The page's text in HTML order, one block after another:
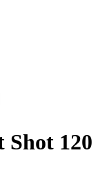
Shot 120